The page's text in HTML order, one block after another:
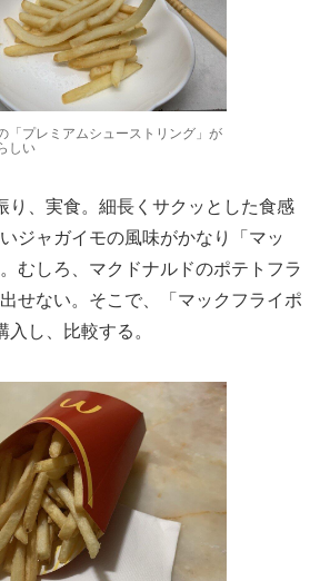
「プレミアムシューストリング」が
しい
、実食。細長くサクッとした食感
ジャガイモの風味がかなり「マッ
むしろ、マクドナルドのポテトフラ
せない。そこで、「マックフライポ
し、比較する。